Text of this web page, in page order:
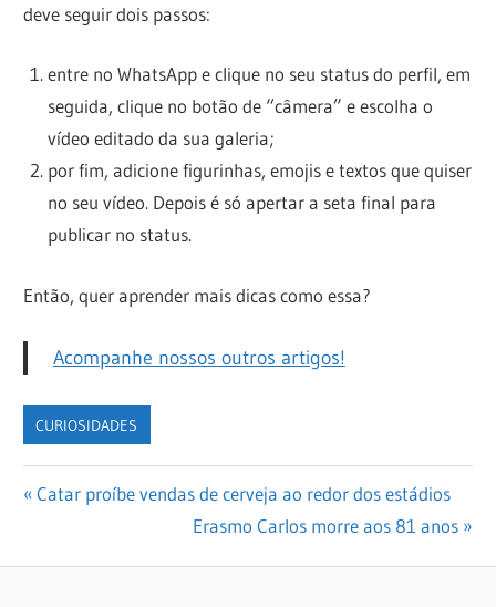
deve seguir dois passos:
entre no WhatsApp e clique no seu status do perfil, em
seguida, clique no botão de “câmera” e escolha o
vídeo editado da sua galeria;
por fim, adicione figurinhas, emojis e textos que quiser
no seu vídeo. Depois é só apertar a seta final para
publicar no status.
Então, quer aprender mais dicas como essa?
Acompanhe nossos outros artigos!
CURIOSIDADES
Navegação
Previous
Catar proíbe vendas de cerveja ao redor dos estádios
Next
Erasmo Carlos morre aos 81 anos